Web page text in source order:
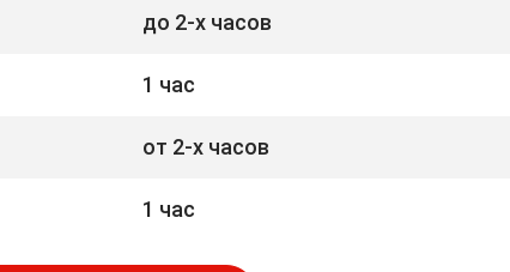
до 2-х часов
1 час
от 2-х часов
1 час